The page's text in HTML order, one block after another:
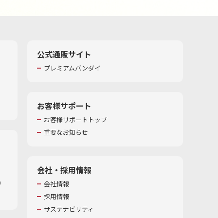
公式通販サイト
プレミアムバンダイ
お客様サポート
お客様サポートトップ
重要なお知らせ
会社・採用情報
会社情報
採用情報
サステナビリティ